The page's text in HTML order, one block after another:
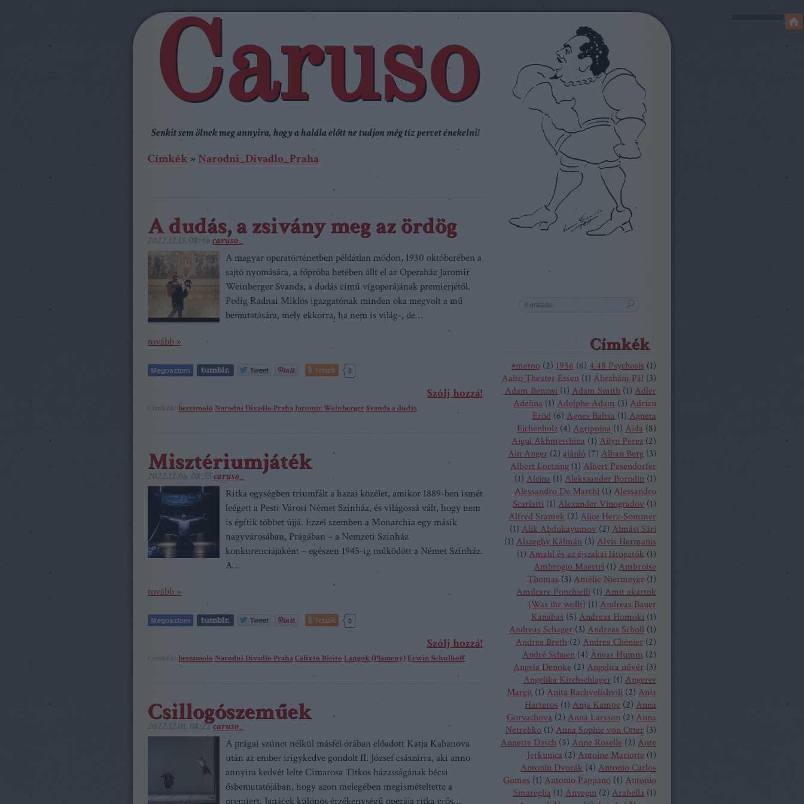
Caruso
Senkit sem ölnek meg annyira, hogy a halála előtt ne tudjon még tíz percet énekelni!
Címkék » Narodni_Divadlo_Praha
A dudás, a zsivány meg az ördög
caruso_
A magyar operatörténetben példátlan módon, 1930 októberében a
sajtó nyomására, a főpróba hetében állt el az Operaház Jaromír
Weinberger Svanda, a dudás című vígoperájának premierjétől.
Pedig Radnai Miklós igazgatónak minden oka megvolt a mű
bemutatására, mely ekkorra, ha nem is világ-, de…
tovább »
Tetszik 0
Szólj hozzá!
beszámoló Narodni Divadlo Praha Jaromír WeinbergerSvanda a dudás
Misztériumjáték
caruso_
Ritka egységben triumfált a hazai közélet, amikor 1889-ben ismét
leégett a Pesti Városi Német Színház, és világossá vált, hogy nem
is építik többet újjá. Ezzel szemben a Monarchia egy másik
nagyvárosában, Prágában – a Nemzeti Színház
konkurenciájaként – egészen 1945-ig működött a Német Színház.
A…
tovább »
Tetszik 0
Szólj hozzá!
beszámoló Narodni Divadlo PrahaCalixto Bieito Lángok (Plameny) Erwin Schulhoff
Csillogószeműek
2022.12.01. 08:22caruso_
A prágai szünet nélkül másfél órában előadott Katja Kabanova
után az ember irigykedve gondolt II. József császárra, aki anno
annyira kedvét lelte Cimarosa Titkos házasságának bécsi
ősbemutatójában, hogy azon melegében megismételtette a
premiert. Janáček különös érzékenységű operája ritka erős…
Címkék
#metoo (2) 1956 (6) 4.48 Psychosis (1)
Aalto Theater Essen (1) Ábrahám Pál (3)
Adam Benzwi (1) Adam Smith (1) Adler
Adelina (1) Adolphe Adam (3) Adrian
Eröd (6) Agnes Baltsa (1) Agneta
Eichenholz (4) Agrippina (1) Aida (8)
Aigul Akhmetshina (1) Ailyn Perez (2)
Ain Anger (2) ajánló (7) Alban Berg (3)
Albert Lortzing (1) Albert Pesendorfer
(1) Alcina (1) Alekszander Borodin (1)
Alessandro De Marchi (1) Alessandro
Scarlatti (1) Alexander Vinogradov (1)
Alfred Sramek (2) Alice Herz-Sommer
(1) Alik Abdukayumov (2) Almási Sári
(1) Alszeghy Kálmán (3) Alvis Hermanis
(1) Amahl és az éjszakai látogatók (1)
Ambrogio Maestri (1) Ambroise
Thomas (3) Amélie Niermeyer (1)
Amilcare Ponchielli (1) Amit akartok
(Was ihr wollt) (1) Andreas Bauer
Kanabas (5) Andreas Homoki (1)
Andreas Schager (3) Andreas Scholl (1)
Andrea Breth (2) Andrea Chénier (2)
André Schuen (4) Äneas Humm (2)
Angela Denoke (2) Angelica nővér (3)
Angelika Kirchschlager (1) Angerer
Margit (1) Anita Rachvelishvili (2) Anja
Harteros (1) Anja Kampe (2) Anna
Goryachova (2) Anna Larsson (2) Anna
Netrebko (1) Anna Sophie von Otter (3)
Annette Dasch (5) Anne Roselle (2) Ante
Jerkunica (2) Antoine Mariotte (1)
Antonín Dvorák (4) Antonio Carlos
Gomes (1) Antonio Pappano (1) Antonio
Smareglia (1) Anyegin (2) Arabella (1)